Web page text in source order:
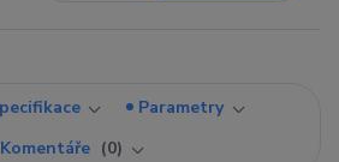
Parametry
Komentáře
0